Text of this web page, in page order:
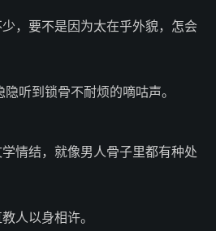
，要不是因为太在乎外貌，怎会
听到锁骨不耐烦的嘀咕声。
情结，就像男人骨子里都有种处
人以身相许。